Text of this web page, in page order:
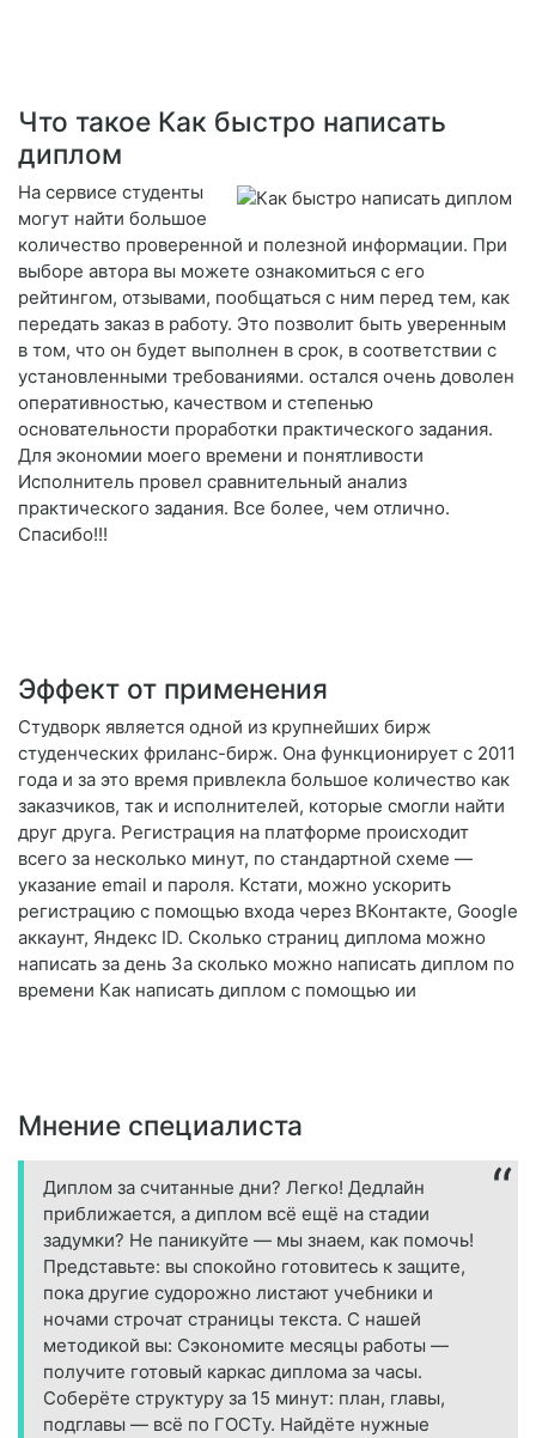
Что такое Как быстро написать
диплом
На сервисе студенты
могут найти большое
количество проверенной и полезной информации. При
выборе автора вы можете ознакомиться с его
рейтингом, отзывами, пообщаться с ним перед тем, как
передать заказ в работу. Это позволит быть уверенным
в том, что он будет выполнен в срок, в соответствии с
установленными требованиями. остался очень доволен
оперативностью, качеством и степенью
основательности проработки практического задания.
Для экономии моего времени и понятливости
Исполнитель провел сравнительный анализ
практического задания. Все более, чем отлично.
Спасибо!!!
Эффект от применения
Студворк является одной из крупнейших бирж
студенческих фриланс-бирж. Она функционирует с 2011
года и за это время привлекла большое количество как
заказчиков, так и исполнителей, которые смогли найти
друг друга. Регистрация на платформе происходит
всего за несколько минут, по стандартной схеме —
указание email и пароля. Кстати, можно ускорить
регистрацию с помощью входа через ВКонтакте, Google
аккаунт, Яндекс ID. Сколько страниц диплома можно
написать за день За сколько можно написать диплом по
времени Как написать диплом с помощью ии
Мнение специалиста
Диплом за считанные дни? Легко! Дедлайн
приближается, а диплом всё ещё на стадии
задумки? Не паникуйте — мы знаем, как помочь!
Представьте: вы спокойно готовитесь к защите,
пока другие судорожно листают учебники и
ночами строчат страницы текста. С нашей
методикой вы: Сэкономите месяцы работы —
получите готовый каркас диплома за часы.
Соберёте структуру за 15 минут: план, главы,
подглавы — всё по ГОСТу. Найдёте нужные